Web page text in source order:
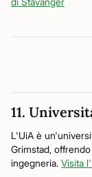
11.
L'UiA è
Grimstad,
ingegneria. Visita